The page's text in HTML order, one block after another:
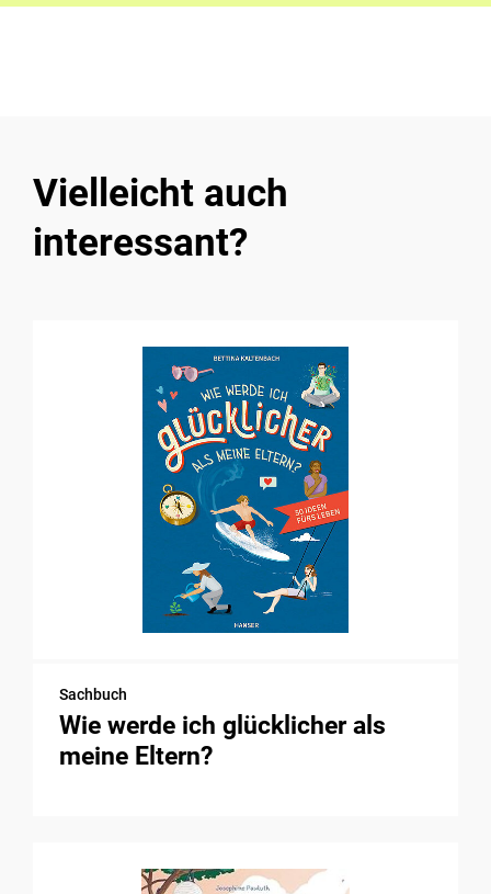
Vielleicht auch
interessant?
Sachbuch
Wie werde ich glücklicher als
meine Eltern?